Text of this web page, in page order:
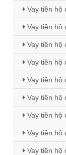
Vay tiền hộ
Vay tiền hộ
Vay tiền hộ
Vay tiền hộ
Vay tiền hộ
Vay tiền hộ
Vay tiền hộ
Vay tiền hộ
Vay tiền hộ